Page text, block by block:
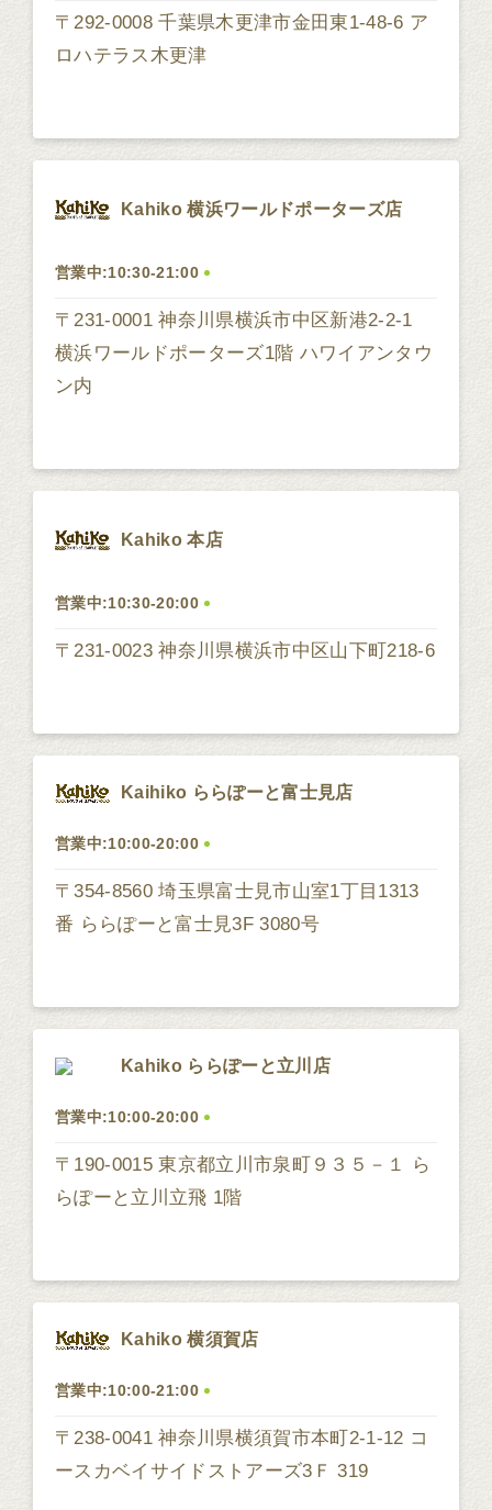
〒292-0008 千葉県木更津市金田東1-48-6 ア
ロハテラス木更津
Kahiko 横浜ワールドポーターズ店
営業中:10:30-21:00
〒231-0001 神奈川県横浜市中区新港2-2-1
横浜ワールドポーターズ1階 ハワイアンタウ
ン内
Kahiko 本店
営業中:10:30-20:00
〒231-0023 神奈川県横浜市中区山下町218-6
Kaihiko ららぽーと富士見店
営業中:10:00-20:00
〒354-8560 埼玉県富士見市山室1丁目1313
番 ららぽーと富士見3F 3080号
Kahiko ららぽーと立川店
営業中:10:00-20:00
〒190-0015 東京都立川市泉町９３５－１ ら
らぽーと立川立飛 1階
Kahiko 横須賀店
営業中:10:00-21:00
〒238-0041 神奈川県横須賀市本町2-1-12 コ
ースカベイサイドストアーズ3Ｆ 319